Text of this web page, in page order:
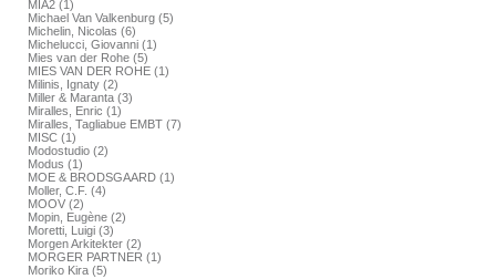
MIA2 (1)
Michael Van Valkenburg (5)
Michelin, Nicolas (6)
Michelucci, Giovanni (1)
Mies van der Rohe (5)
MIES VAN DER ROHE (1)
Milinis, Ignaty (2)
Miller & Maranta (3)
Miralles, Enric (1)
Miralles, Tagliabue EMBT (7)
MISC (1)
Modostudio (2)
Modus (1)
MOE & BRODSGAARD (1)
Moller, C.F. (4)
MOOV (2)
Mopin, Eugène (2)
Moretti, Luigi (3)
Morgen Arkitekter (2)
MORGER PARTNER (1)
Moriko Kira (5)